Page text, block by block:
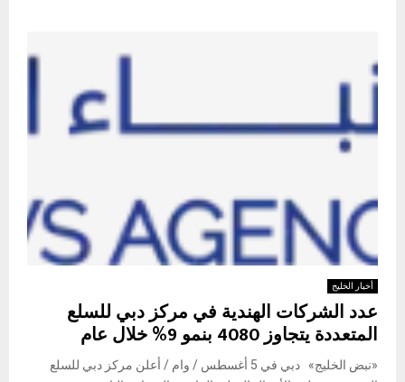
أخبار الخليج
عدد الشركات الهندية في مركز دبي للسلع
المتعددة يتجاوز 4080 بنمو 9% خلال عام
«نبض الخليج» دبي في 5 أغسطس / وام / أعلن مركز دبي للسلع